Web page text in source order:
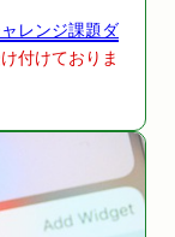
ャレンジ課題ダ
付けておりま